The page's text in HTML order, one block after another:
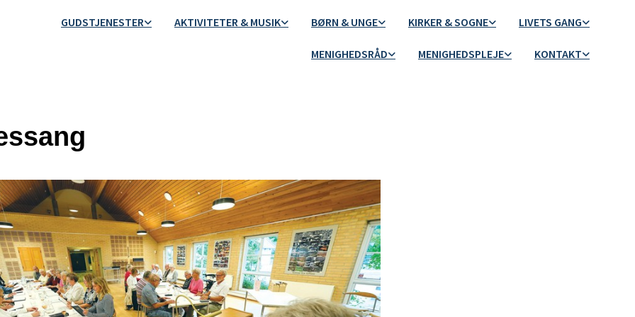
GUDSTJENESTER AKTIVITETER & MUSIK BØRN & UNGE KIRKER & SOGNE LIVETS GANG
MENIGHEDSRÅD MENIGHEDSPLEJE KONTAKT